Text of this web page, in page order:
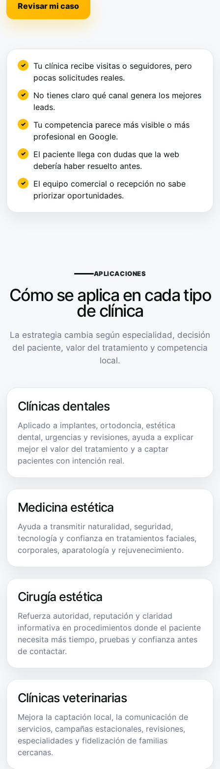
Revisar mi caso
Tu clínica recibe visitas o seguidores, pero
pocas solicitudes reales.
No tienes claro qué canal genera los mejores
leads.
Tu competencia parece más visible o más
profesional en Google.
El paciente llega con dudas que la web
debería haber resuelto antes.
El equipo comercial o recepción no sabe
priorizar oportunidades.
APLICACIONES
Cómo se aplica en cada tipo
de clínica
La estrategia cambia según especialidad, decisión
del paciente, valor del tratamiento y competencia
local.
Clínicas dentales
Aplicado a implantes, ortodoncia, estética
dental, urgencias y revisiones, ayuda a explicar
mejor el valor del tratamiento y a captar
pacientes con intención real.
Medicina estética
Ayuda a transmitir naturalidad, seguridad,
tecnología y confianza en tratamientos faciales,
corporales, aparatología y rejuvenecimiento.
Cirugía estética
Refuerza autoridad, reputación y claridad
informativa en procedimientos donde el paciente
necesita más tiempo, pruebas y confianza antes
de contactar.
Clínicas veterinarias
Mejora la captación local, la comunicación de
servicios, campañas estacionales, revisiones,
especialidades y fidelización de familias
cercanas.